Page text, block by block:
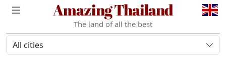
Amazing Thailand
The land of all the best
All cities